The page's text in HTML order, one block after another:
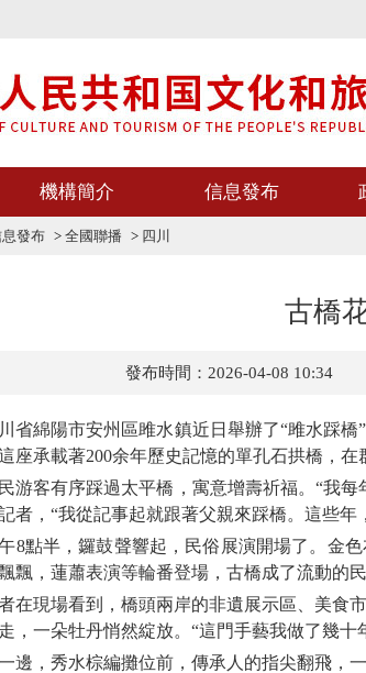
機構簡介 信息發布
發布 > 全國聯播 > 四川
古橋
發布時間：2026-04-08 10:34
綿陽市安州區雎水鎮近日舉辦了“雎水踩橋
座承載著200余年歷史記憶的單孔石拱橋，
客有序踩過太平橋，寓意增壽祈福。“我每
者，“我從記事起就跟著父親來踩橋。這些年
半，鑼鼓聲響起，民俗展演開場了。金色
飄，蓮蕭表演等輪番登場，古橋成了流動的民
現場看到，橋頭兩岸的非遺展示區、美食市
，一朵牡丹悄然綻放。“這門手藝我做了幾十
，秀水棕編攤位前，傳承人的指尖翻飛，一